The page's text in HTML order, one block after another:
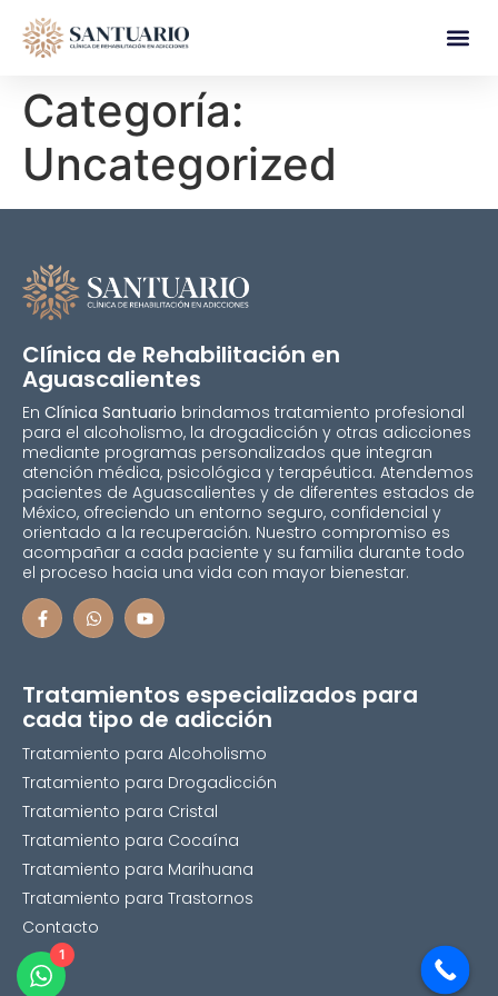
Categoría:
Uncategorized
Clínica de Rehabilitación en
Aguascalientes
En Clínica Santuario brindamos tratamiento profesional
para el alcoholismo, la drogadicción y otras adicciones
mediante programas personalizados que integran
atención médica, psicológica y terapéutica. Atendemos
pacientes de Aguascalientes y de diferentes estados de
México, ofreciendo un entorno seguro, confidencial y
orientado a la recuperación. Nuestro compromiso es
acompañar a cada paciente y su familia durante todo
el proceso hacia una vida con mayor bienestar.
Tratamientos especializados para
cada tipo de adicción
Tratamiento para Alcoholismo
Tratamiento para Drogadicción
Tratamiento para Cristal
Tratamiento para Cocaína
Tratamiento para Marihuana
Tratamiento para Trastornos
Contacto
1